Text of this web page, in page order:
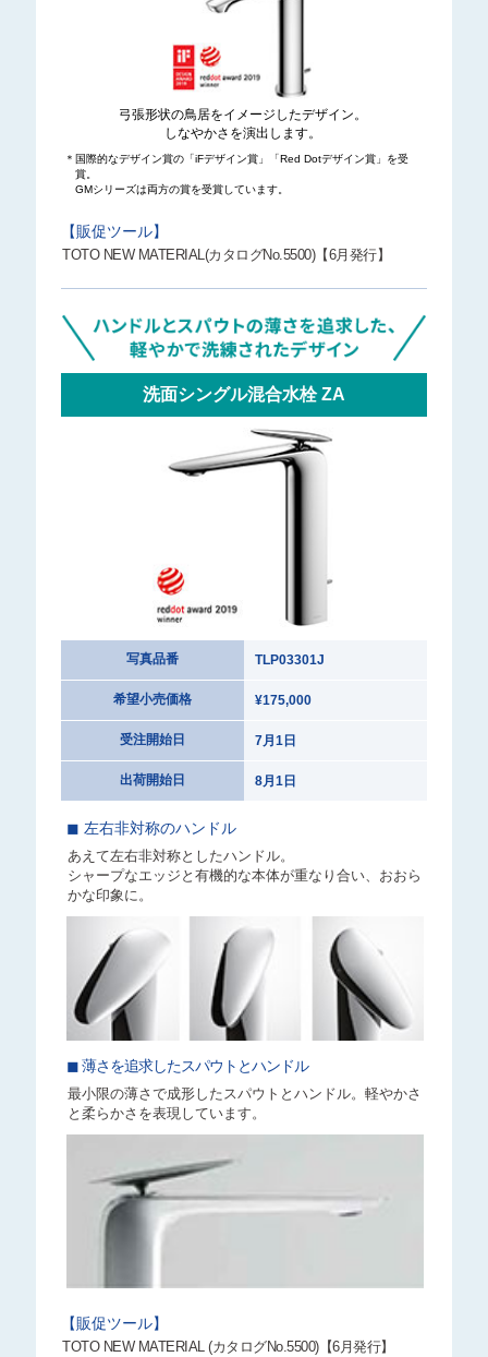
弓張形状の鳥居をイメージしたデザイン。
しなやかさを演出します。
＊国際的なデザイン賞の「iFデザイン賞」「Red Dotデザイン賞」を受
賞。
GMシリーズは両方の賞を受賞しています。
【販促ツール】
TOTO NEW MATERIAL(カタログNo.5500)【6月発行】
洗面シングル混合水栓 ZA
写真品番 TLP03301J
希望小売価格 ¥175,000
受注開始日 7月1日
出荷開始日 8月1日
◼︎ 左右非対称のハンドル
あえて左右非対称としたハンドル。
シャープなエッジと有機的な本体が重なり合い、おおら
かな印象に。
◼︎ 薄さを追求したスパウトとハンドル
最小限の薄さで成形したスパウトと ハンドル。軽やかさ
と柔らかさを表現しています。
【販促ツール】
TOTO NEW MATERIAL (カタログNo.5500)【6月発行】